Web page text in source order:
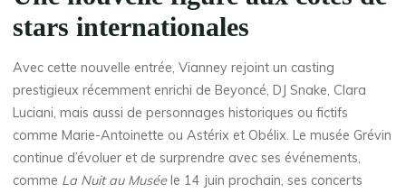
stars internationales
Avec cette nouvelle entrée, Vianney rejoint un casting
prestigieux récemment enrichi de Beyoncé, DJ Snake, Clara
Luciani, mais aussi de personnages historiques ou fictifs
comme Marie-Antoinette ou Astérix et Obélix. Le musée Grévin
continue d’évoluer et de surprendre avec ses événements,
comme La Nuit au Muséele 14 juin prochain, ses concerts